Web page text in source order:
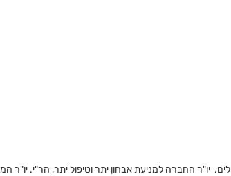
יו"ר החברה למניעת אבחון יתר וטיפול יתר, הר"י. יו"ר